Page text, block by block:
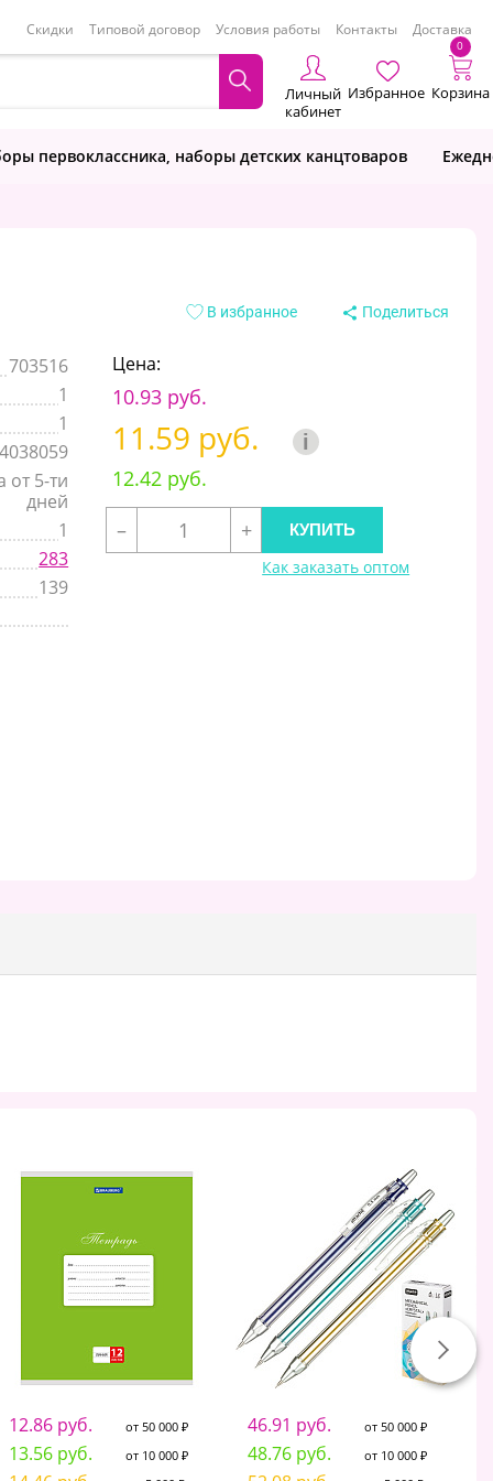
Скидки Типовой договор Условия работы Контакты Доставка
Личный
кабинет
Избранное
0
Корзина
первоклассника, наборы детских канцтоваров
В избранное Поделиться
703516
1
1
от 5-ти
дней
1
283
139
Цена:
10.93 руб.
11.59 руб. i
12.42 руб.
–
+
Как заказать оптом
12.86 руб. от 50 000 ₽
13.56 руб. от 10 000 ₽
46.91 руб. от 50 000 ₽
48.76 руб. от 10 000 ₽